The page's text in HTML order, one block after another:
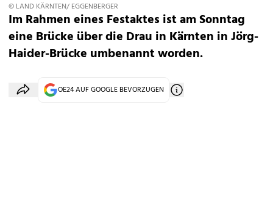
© LAND KÄRNTEN/ EGGENBERGER
Im Rahmen eines Festaktes ist am Sonntag
eine Brücke über die Drau in Kärnten in Jörg-
Haider-Brücke umbenannt worden.
OE24 AUF GOOGLE BEVORZUGEN